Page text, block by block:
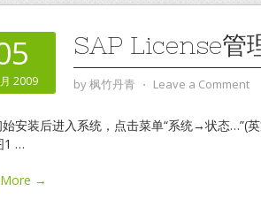
2009
SAP License管
by枫竹丹青 ⋅ Leave a Comment
始安装后进入系统，点击菜单“系统→状态…”(
…
→